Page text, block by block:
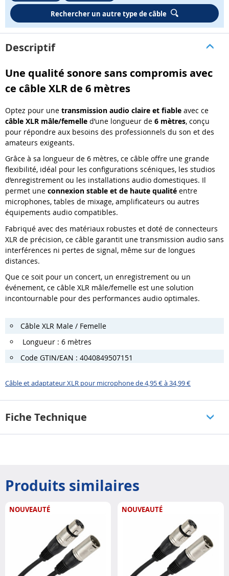
Rechercher un autre type de câble
Descriptif
Une qualité sonore sans compromis avec
ce câble XLR de 6 mètres
Optez pour une transmission audio claire et fiable avec ce
câble XLR mâle/femelle d’une longueur de 6 mètres, conçu
pour répondre aux besoins des professionnels du son et des
amateurs exigeants.
Grâce à sa longueur de 6 mètres, ce câble offre une grande
flexibilité, idéal pour les configurations scéniques, les studios
d’enregistrement ou les installations audio domestiques. Il
permet une connexion stable et de haute qualité entre
microphones, tables de mixage, amplificateurs ou autres
équipements audio compatibles.
Fabriqué avec des matériaux robustes et doté de connecteurs
XLR de précision, ce câble garantit une transmission audio sans
interférences ni pertes de signal, même sur de longues
distances.
Que ce soit pour un concert, un enregistrement ou un
événement, ce câble XLR mâle/femelle est une solution
incontournable pour des performances audio optimales.
Câble XLR Male / Femelle
Longueur : 6 mètres
Code GTIN/EAN : 4040849507151
Câble et adaptateur XLR pour microphone de 4,95 € à 34,99 €
Fiche Technique
Produits similaires
NOUVEAUTÉ NOUVEAUTÉ